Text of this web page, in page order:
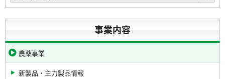
事業内容
農薬事業
新製品・主力製品情報